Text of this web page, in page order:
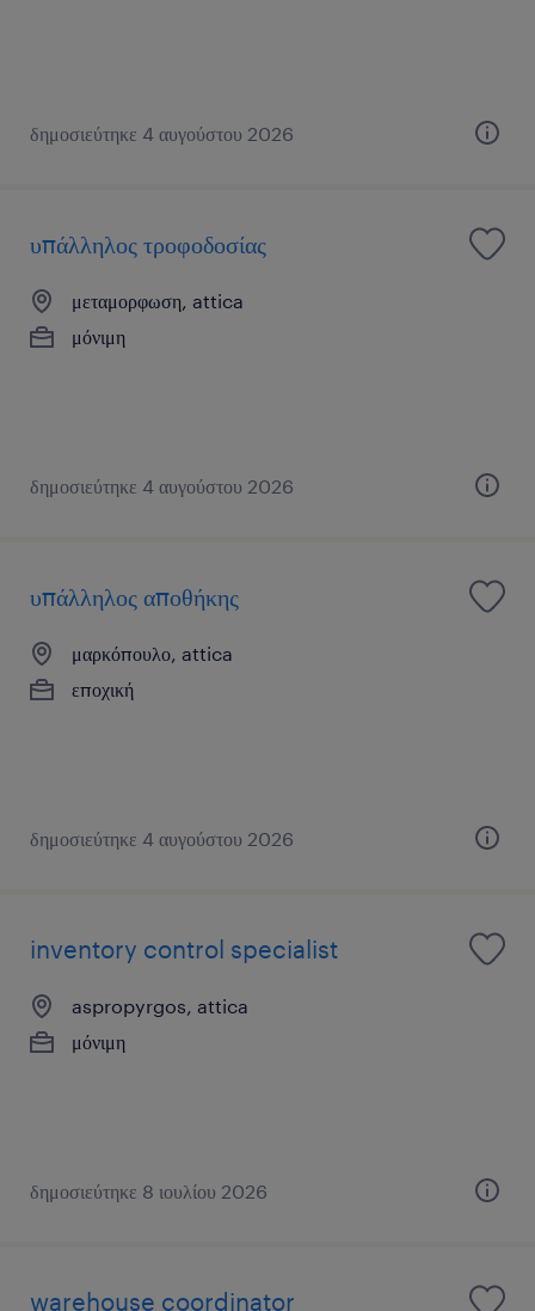
δημοσιεύτηκε 4 αυγούστου 2026
υπάλληλος τροφοδοσίας
μεταμορφωση, attica
μόνιμη
δημοσιεύτηκε 4 αυγούστου 2026
υπάλληλος αποθήκης
μαρκόπουλο, attica
εποχική
δημοσιεύτηκε 4 αυγούστου 2026
inventory control specialist
aspropyrgos, attica
μόνιμη
δημοσιεύτηκε 8 ιουλίου 2026
warehouse coordinator